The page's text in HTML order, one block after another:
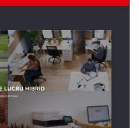
DE AFACERI, ACADEMIC